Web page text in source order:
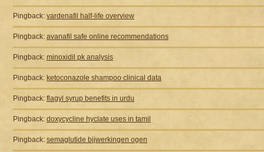
Pingback: vardenafil half‑life overview
Pingback: avanafil safe online recommendations
Pingback: minoxidil pk analysis
Pingback: ketoconazole shampoo clinical data
Pingback: flagyl syrup benefits in urdu
Pingback: doxycycline hyclate uses in tamil
Pingback: semaglutide bijwerkingen ogen